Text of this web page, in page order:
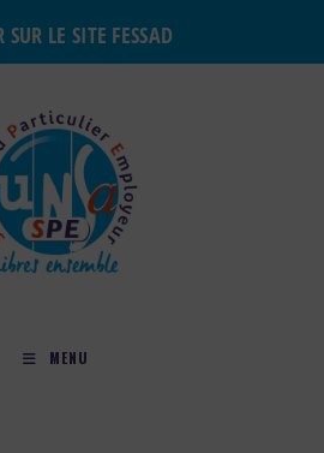
SUR LE SITE FESSAD
MENU